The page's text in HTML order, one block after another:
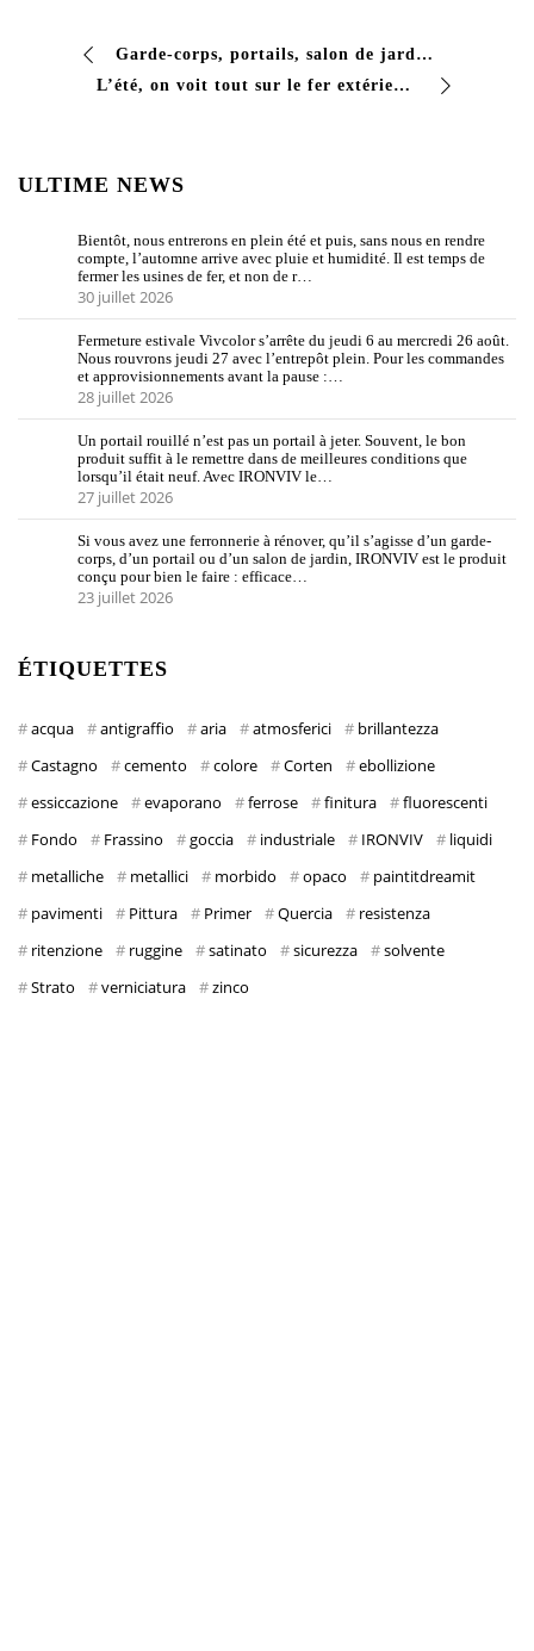
Garde-corps, portails, salon de jardin : avec le temps le fer de la maison devient opaque, marqué et perd de son caractère. La peinture classique le recouvre, mais elle le colle souvent…
L’été, on voit tout sur le fer extérieur : la rouille qui apparaît sur la balustrade du balcon, le portail qui a perdu sa couleur, les endroits où se trouve l’ancienne peinture…
ULTIME NEWS
Bientôt, nous entrerons en plein été et puis, sans nous en rendre
compte, l’automne arrive avec pluie et humidité. Il est temps de
fermer les usines de fer, et non de r…
30 juillet 2026
Fermeture estivale Vivcolor s’arrête du jeudi 6 au mercredi 26 août.
Nous rouvrons jeudi 27 avec l’entrepôt plein. Pour les commandes
et approvisionnements avant la pause :…
28 juillet 2026
Un portail rouillé n’est pas un portail à jeter. Souvent, le bon
produit suffit à le remettre dans de meilleures conditions que
lorsqu’il était neuf. Avec IRONVIV le…
27 juillet 2026
Si vous avez une ferronnerie à rénover, qu’il s’agisse d’un garde-
corps, d’un portail ou d’un salon de jardin, IRONVIV est le produit
conçu pour bien le faire : efficace…
23 juillet 2026
ÉTIQUETTES
acqua antigraffio aria atmosferici
brillantezza
Castagno
cemento colore Corten
ebollizione
essiccazione
evaporano ferrose finitura
fluorescenti
Fondo
Frassino goccia industriale IRONVIV
liquidi
metalliche
metallici morbido opaco
paintitdreamit
pavimenti
Pittura Primer Quercia
resistenza
ritenzione
ruggine satinato sicurezza
solvente
Strato
verniciatura zinco